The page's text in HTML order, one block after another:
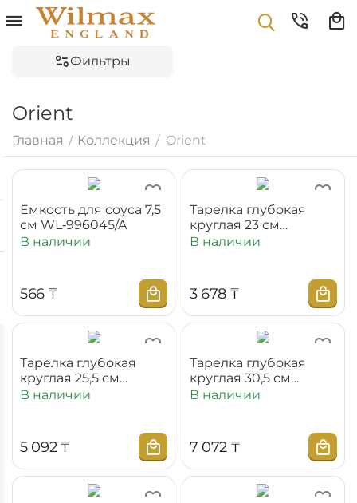
Фильтры
Orient
Главная / Коллекция / Orient
Емкость для соуса 7,5
см WL‑996045/A
В наличии
‍566‍ ₸
Тарелка глубокая
круглая 23 см
WL‑991117/A
В наличии
3 678 ₸
Тарелка глубокая
круглая 25,5 см
WL‑991118/A
В наличии
5 092 ₸
Тарелка глубокая
круглая 30,5 см
WL‑991119/A
В наличии
7 072 ₸